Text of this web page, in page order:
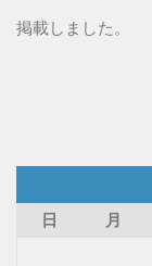
掲載しました。
日
月